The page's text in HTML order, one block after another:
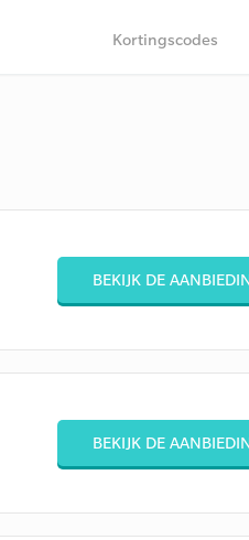
Kortingscodes
BEKIJK DE
BEKIJK DE